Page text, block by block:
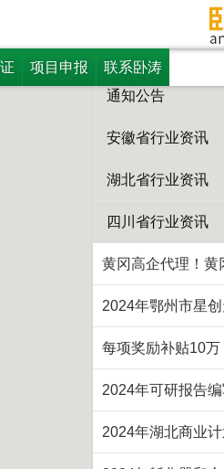
项目申报 联系卧涛
湖北省行业资讯
所有栏目
通知公告
安徽省行业资讯
湖北省行业资讯
四川省行业资讯
黄冈高企代理！黄
条件
2024年鄂州市星
每项奖励补贴10
产学研专项申报条
2024年可研报告
研究报告代写机构
2024年湖北商业